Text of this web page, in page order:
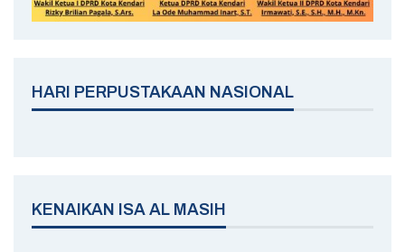
HARI PERPUSTAKAAN NASIONAL
KENAIKAN ISA AL MASIH